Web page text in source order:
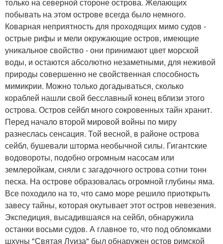
побывать на этом острове всегда было немного.
Коварная неприятность для проходящих мимо судов -
острые рифы и мели окружающие остров, имеющие
уникальное свойство - они принимают цвет морской
воды, и остаются абсолютно незаметными, для неживой
природы совершенно не свойственная способность
мимикрии. Можно только догадываться, сколько
кораблей нашли свой бесславный конец вблизи этого
острова. Остров сейбл много сокровенных тайн хранит.
Перед начало второй мировой войны по миру
разнеслась сенсация. Той весной, в районе острова
сейбл, бушевали шторма необычной силы. Гигантские
водовороты, подобно огромным насосам или
землеройкам, сняли с загадочного острова сотни тонн
песка. На острове образовалась огромной глубины яма.
Все походило на то, что само море решило приоткрыть
завесу тайны, которая окутывает этот остров невезения.
Экспедиция, высадившаяся на сейбл, обнаружила
останки восьми судов. А главное то, что под обломками
шхуны "Святая Луиза" был обнаружен остов римской